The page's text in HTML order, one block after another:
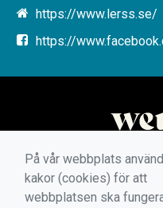
https://www.lerss.se/
https://
På vår webbplats
kakor (cookies) för att
webbplatsen ska